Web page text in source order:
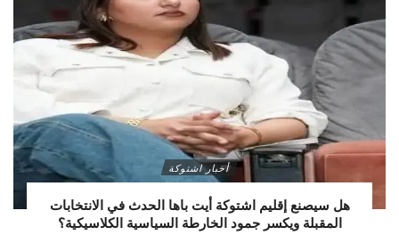
أخبار اشتوكة
هل سيصنع إقليم اشتوكة أيت باها الحدث في الانتخابات
المقبلة ويكسر جمود الخارطة السياسية الكلاسيكية؟